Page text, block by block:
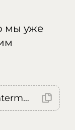
мы уже
Error: (intermediate value)(intermediate value)(intermediate value).replaceAll is not a function